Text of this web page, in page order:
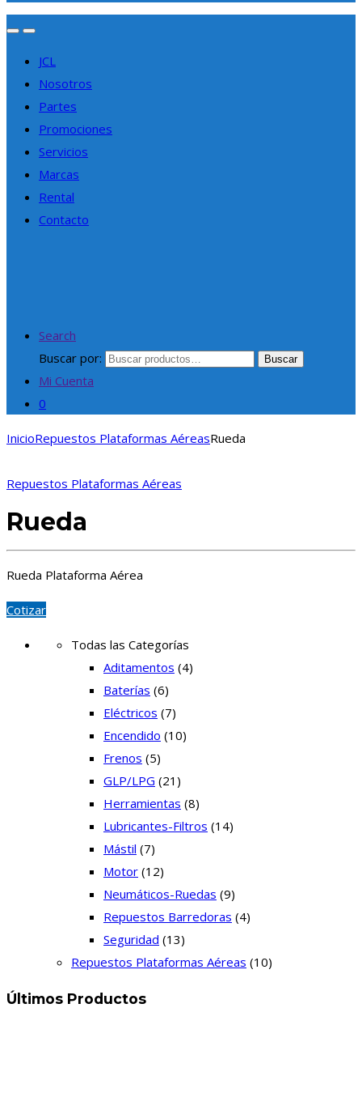
JCL
Nosotros
Partes
Promociones
Servicios
Marcas
Rental
Contacto
Search
Buscar por:
Buscar
Mi Cuenta
0
InicioRepuestos Plataformas AéreasRueda
Repuestos Plataformas Aéreas
Rueda
Rueda Plataforma Aérea
Cotizar
Todas las Categorías
Aditamentos (4)
Baterías (6)
Eléctricos (7)
Encendido (10)
Frenos (5)
GLP/LPG (21)
Herramientas (8)
Lubricantes-Filtros (14)
Mástil (7)
Motor (12)
Neumáticos-Ruedas (9)
Repuestos Barredoras (4)
Seguridad (13)
Repuestos Plataformas Aéreas (10)
Últimos Productos